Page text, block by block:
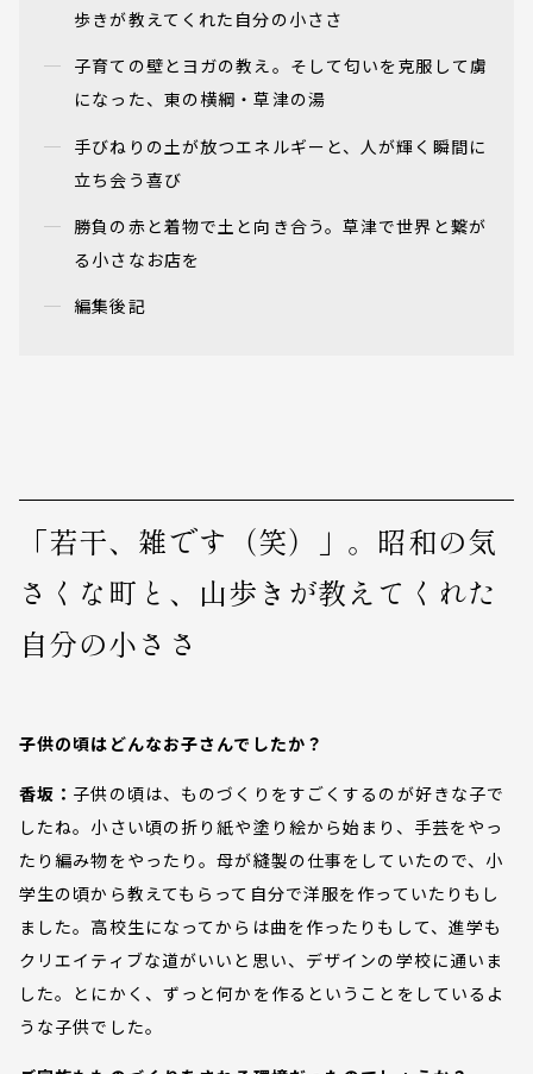
歩きが教えてくれた自分の小ささ
子育ての壁とヨガの教え。そして匂いを克服して虜
になった、東の横綱・草津の湯
手びねりの土が放つエネルギーと、人が輝く瞬間に
立ち会う喜び
勝負の赤と着物で土と向き合う。草津で世界と繋が
る小さなお店を
編集後記
「若干、雑です（笑）」。昭和の気
さくな町と、山歩きが教えてくれた
自分の小ささ
子供の頃はどんなお子さんでしたか？
香坂： 子供の頃は、ものづくりをすごくするのが好きな子で
したね。小さい頃の折り紙や塗り絵から始まり、手芸をやっ
たり編み物をやったり。母が縫製の仕事をしていたので、小
学生の頃から教えてもらって自分で洋服を作っていたりもし
ました。高校生になってからは曲を作ったりもして、進学も
クリエイティブな道がいいと思い、デザインの学校に通いま
した。とにかく、ずっと何かを作るということをしているよ
うな子供でした。